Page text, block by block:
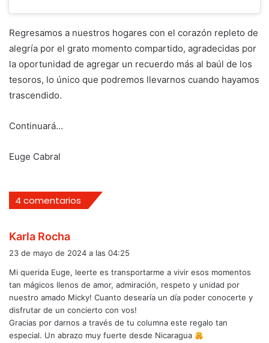
Regresamos a nuestros hogares con el corazón repleto de
alegría por el grato momento compartido, agradecidas por
la oportunidad de agregar un recuerdo más al baúl de los
tesoros, lo único que podremos llevarnos cuando hayamos
trascendido.
Continuará…
Euge Cabral
4 comentarios
Karla Rocha
i
e
:
23 de mayo de 2024 a las 04:25
Mi querida Euge, leerte es transportarme a vivir esos momentos
tan mágicos llenos de amor, admiración, respeto y unidad por
nuestro amado Micky! Cuanto desearía un día poder conocerte y
disfrutar de un concierto con vos!
Gracias por darnos a través de tu columna este regalo tan
especial. Un abrazo muy fuerte desde Nicaragua